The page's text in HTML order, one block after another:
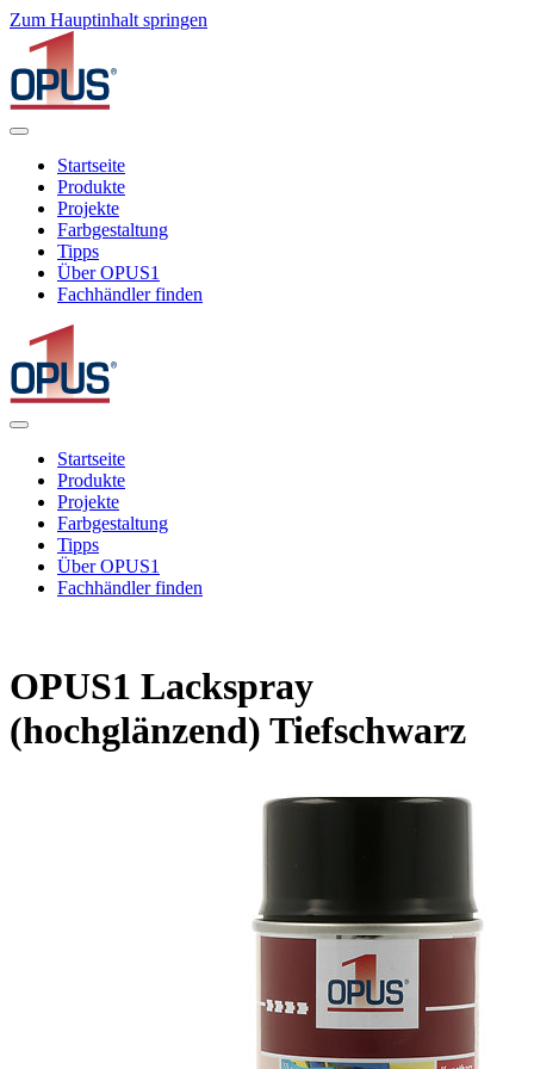
Zum Hauptinhalt springen
Startseite
Produkte
Projekte
Farbgestaltung
Tipps
Über OPUS1
Fachhändler finden
Startseite
Produkte
Projekte
Farbgestaltung
Tipps
Über OPUS1
Fachhändler finden
OPUS1 Lackspray
(hochglänzend) Tiefschwarz